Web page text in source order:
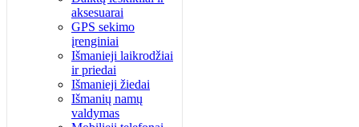
aksesuarai
GPS sekimo
įrenginiai
Išmanieji laikrodžiai
ir priedai
Išmanieji žiedai
Išmanių namų
valdymas